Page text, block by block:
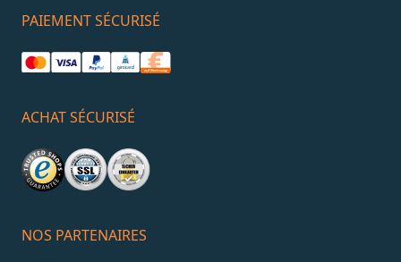
PAIEMENT SÉCURISÉ
ACHAT SÉCURISÉ
NOS PARTENAIRES